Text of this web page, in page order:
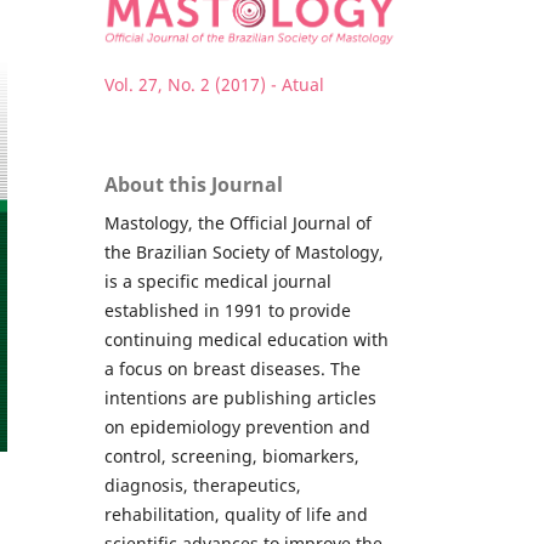
Vol. 27, No. 2 (2017) - Atual
About this Journal
Mastology, the Official Journal of
the Brazilian Society of Mastology,
is a specific medical journal
established in 1991 to provide
continuing medical education with
a focus on breast diseases. The
intentions are publishing articles
on epidemiology prevention and
control, screening, biomarkers,
diagnosis, therapeutics,
rehabilitation, quality of life and